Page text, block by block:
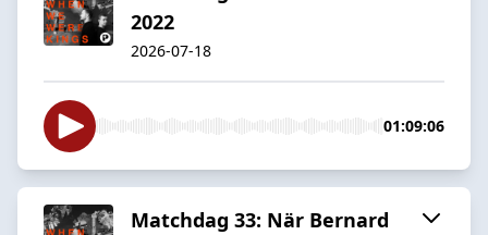
2022
2026-07-18
01:09:06
Matchdag 33: När Bernard